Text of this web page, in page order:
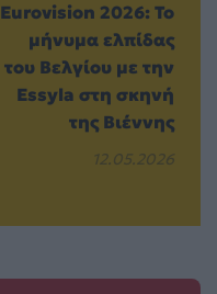
Eurovision 2026: Το
μήνυμα ελπίδας
του Βελγίου με την
Essyla στη σκηνή
της Βιέννης
12.05.2026